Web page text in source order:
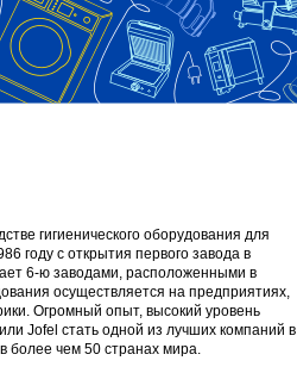
гигиенического оборудования для
году с открытия первого завода в
6-ю заводами, расположенными в
осуществляется на предприятиях,
Огромный опыт, высокий уровень
Jofel стать одной из лучших компаний в
более чем 50 странах мира.